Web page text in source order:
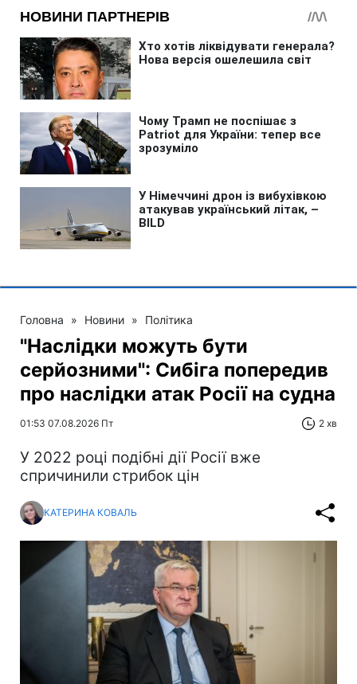
Головна » Новини » Політика
"Наслідки можуть бути
серйозними": Сибіга попередив
про наслідки атак Росії на судна
01:53 07.08.2026 Пт 2 хв
У 2022 році подібні дії Росії вже
спричинили стрибок цін
КАТЕРИНА КОВАЛЬ